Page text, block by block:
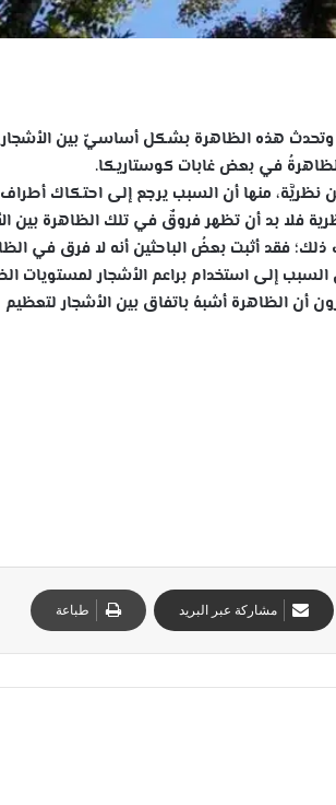
وتحدث هذه الظاهرة بشكل أساسيّ بين
الظاهرةُ في بعض غابات كوستاريكا.
نظريَّة، منها أن السبب يرجع إلى احتكاك أطراف
فلا بد أن تظهر فروقٌ في تلك الظاهرة بين
ذلك؛ فقد أثبت بعضُ الباحثين أنه لا فرق في
إلى استخدام براعم الأشجار لمستويات
أن الظاهرة أشبهُ باتفاق بين الأشجار لتعظيم
مشاركة عبر البريد طباعة